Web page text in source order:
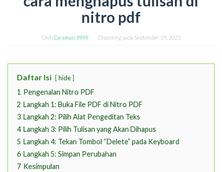
nitro pdf
Oleh Caraman 9999 Diposting pada September 19, 2023
Daftar Isi hide
1 Pengenalan Nitro PDF
2 Langkah 1: Buka File PDF di Nitro PDF
3 Langkah 2: Pilih Alat Pengeditan Teks
4 Langkah 3: Pilih Tulisan yang Akan Dihapus
5 Langkah 4: Tekan Tombol “Delete” pada Keyboard
6 Langkah 5: Simpan Perubahan
7 Kesimpulan